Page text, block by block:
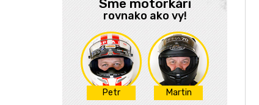
Skladacia
Príslušenstvo
Na řídítka
Prilby
Motocykle
Hodinky
Hrnčeky
Samolepky
Kľúčenky
Hry, zábava
Modely auto-moto
Kamery
Príslušenstvo
Elektrické skútre
Sme motorkári
rovnako ako vy!
Petr Martin